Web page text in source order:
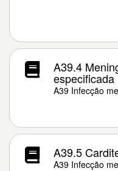
A39.4
especificada
A39 Infecção
A39.5
A39 Infecção